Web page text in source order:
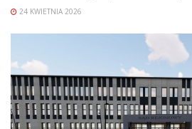
24 KWIETNIA 2026